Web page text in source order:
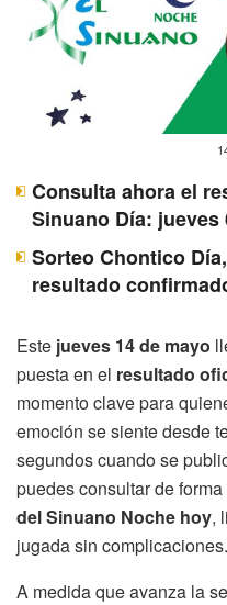
Consulta ahora el
Sinuano Día: jueves
Sorteo Chontico
resultado
Este jueves 14 de mayo
puesta en el resultado
momento clave para
emoción se siente desde
segundos cuando se
puedes consultar de
del Sinuano Noche hoy,
jugada sin complicaciones.
A medida que avanza la